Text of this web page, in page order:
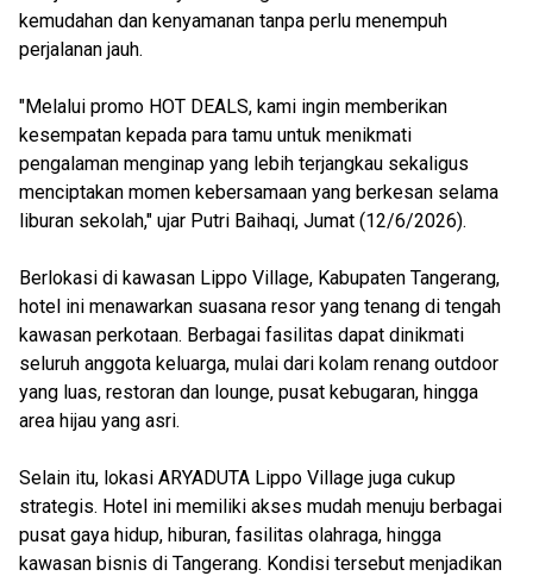
kemudahan dan kenyamanan tanpa perlu menempuh
perjalanan jauh.
"Melalui promo HOT DEALS, kami ingin memberikan
kesempatan kepada para tamu untuk menikmati
pengalaman menginap yang lebih terjangkau sekaligus
menciptakan momen kebersamaan yang berkesan selama
liburan sekolah," ujar Putri Baihaqi, Jumat (12/6/2026).
Berlokasi di kawasan Lippo Village, Kabupaten Tangerang,
hotel ini menawarkan suasana resor yang tenang di tengah
kawasan perkotaan. Berbagai fasilitas dapat dinikmati
seluruh anggota keluarga, mulai dari kolam renang outdoor
yang luas, restoran dan lounge, pusat kebugaran, hingga
area hijau yang asri.
Selain itu, lokasi ARYADUTA Lippo Village juga cukup
strategis. Hotel ini memiliki akses mudah menuju berbagai
pusat gaya hidup, hiburan, fasilitas olahraga, hingga
kawasan bisnis di Tangerang. Kondisi tersebut menjadikan